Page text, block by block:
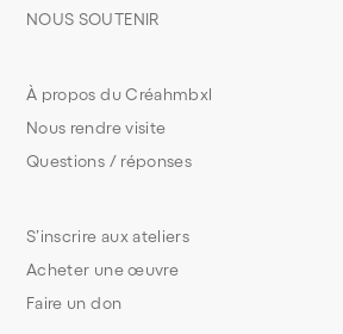
S’inscrire aux ateliers
Acheter une œuvre
Faire un don
À propos du Créahmbxl
Nous rendre visite
Questions / réponses
NOUS SOUTENIR